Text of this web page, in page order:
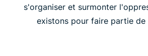
s'organiser et surmonter
existons pour faire partie de